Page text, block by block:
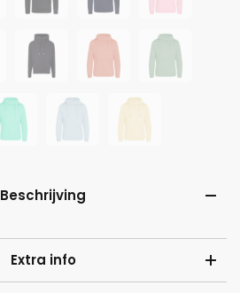
Beschrijving
Extra info